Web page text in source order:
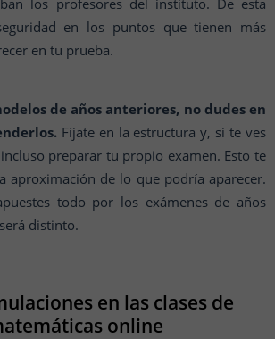
los profesores del instituto. De esta
en los puntos que tienen más
en tu prueba.
de años anteriores, no dudes en
Fíjate en la estructura y, si te ves
preparar tu propio examen. Esto te
aproximación de lo que podría aparecer.
todo por los exámenes de años
distinto.
en las clases de
online